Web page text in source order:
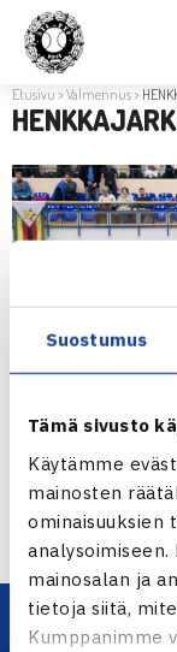
Suostumus
Tämä sivusto
Käytämme
mainosten
ominaisuuksien
analysoimiseen.
mainosalan ja
tietoja siitä,
Kumppanimme
Etusivu >Valmennus>